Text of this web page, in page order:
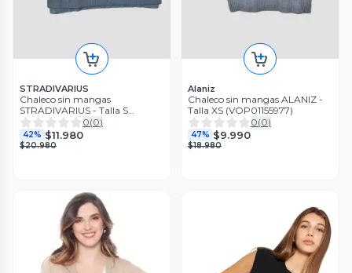
STRADIVARIUS
Chaleco sin mangas
STRADIVARIUS - Talla S
(VOP01145211)0(0)
42% $11.980
$20.980
Alaniz
Chaleco sin mangas ALANIZ -
Talla XS (VOP01155977)
0(0)
47% $9.990
$18.980